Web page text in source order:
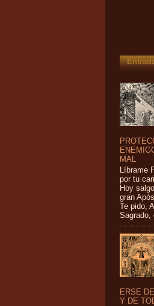
MAL
Líbrame
por tu
Hoy
gran
Te pido,
Sagrado,
ERSE
Y DE